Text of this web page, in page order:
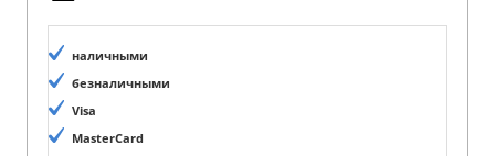
наличными
безналичными
Visa
MasterCard